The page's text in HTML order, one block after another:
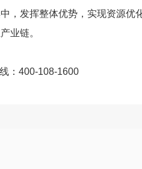
，发挥整体优势，实现资源优
业链。
：400-108-1600